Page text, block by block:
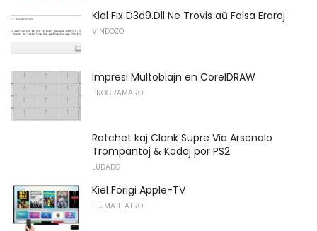
Kiel Fix D3d9.Dll Ne Trovis aŭ Falsa Eraroj
VINDOZO
Impresi Multoblajn en CorelDRAW
PROGRAMARO
Ratchet kaj Clank Supre Via Arsenalo
Trompantoj & Kodoj por PS2
LUDADO
Kiel Forigi Apple-TV
HEJMA TEATRO